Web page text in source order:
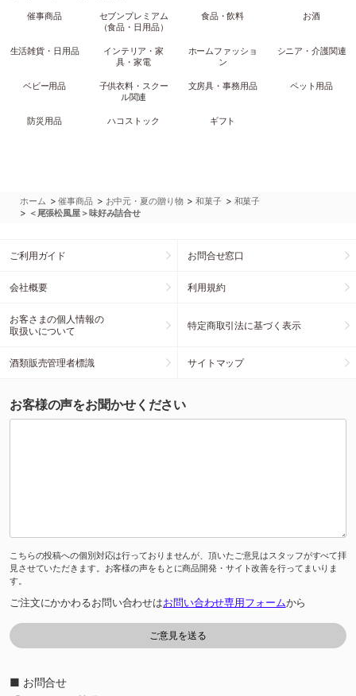
催事商品
セブンプレミアム
（食品・日用品）
食品・飲料 お酒
生活雑貨・日用品
インテリア・家
具・家電
ホームファッショ
ン
シニア・介護関連
ベビー用品
子供衣料・スクー
ル関連
文房具・事務用品 ペット用品
防災用品 ハコストック ギフト
ホーム >催事商品 > お中元・夏の贈り物 >和菓子 > 和菓子
> ＜尾張松風屋＞味好み詰合せ
ご利用ガイド お問合せ窓口
会社概要 利用規約
お客さまの個人情報の
取扱いについて
特定商取引法に基づく表示
酒類販売管理者標識 サイトマップ
お客様の声をお聞かせください
こちらの投稿への個別対応は行っておりませんが、頂いたご意見はスタッフがすべて拝
見させていただきます。お客様の声をもとに商品開発・サイト改善を行ってまいりま
す。
ご注文にかかわるお問い合わせはお問い合わせ専用フォームから
■ お問合せ